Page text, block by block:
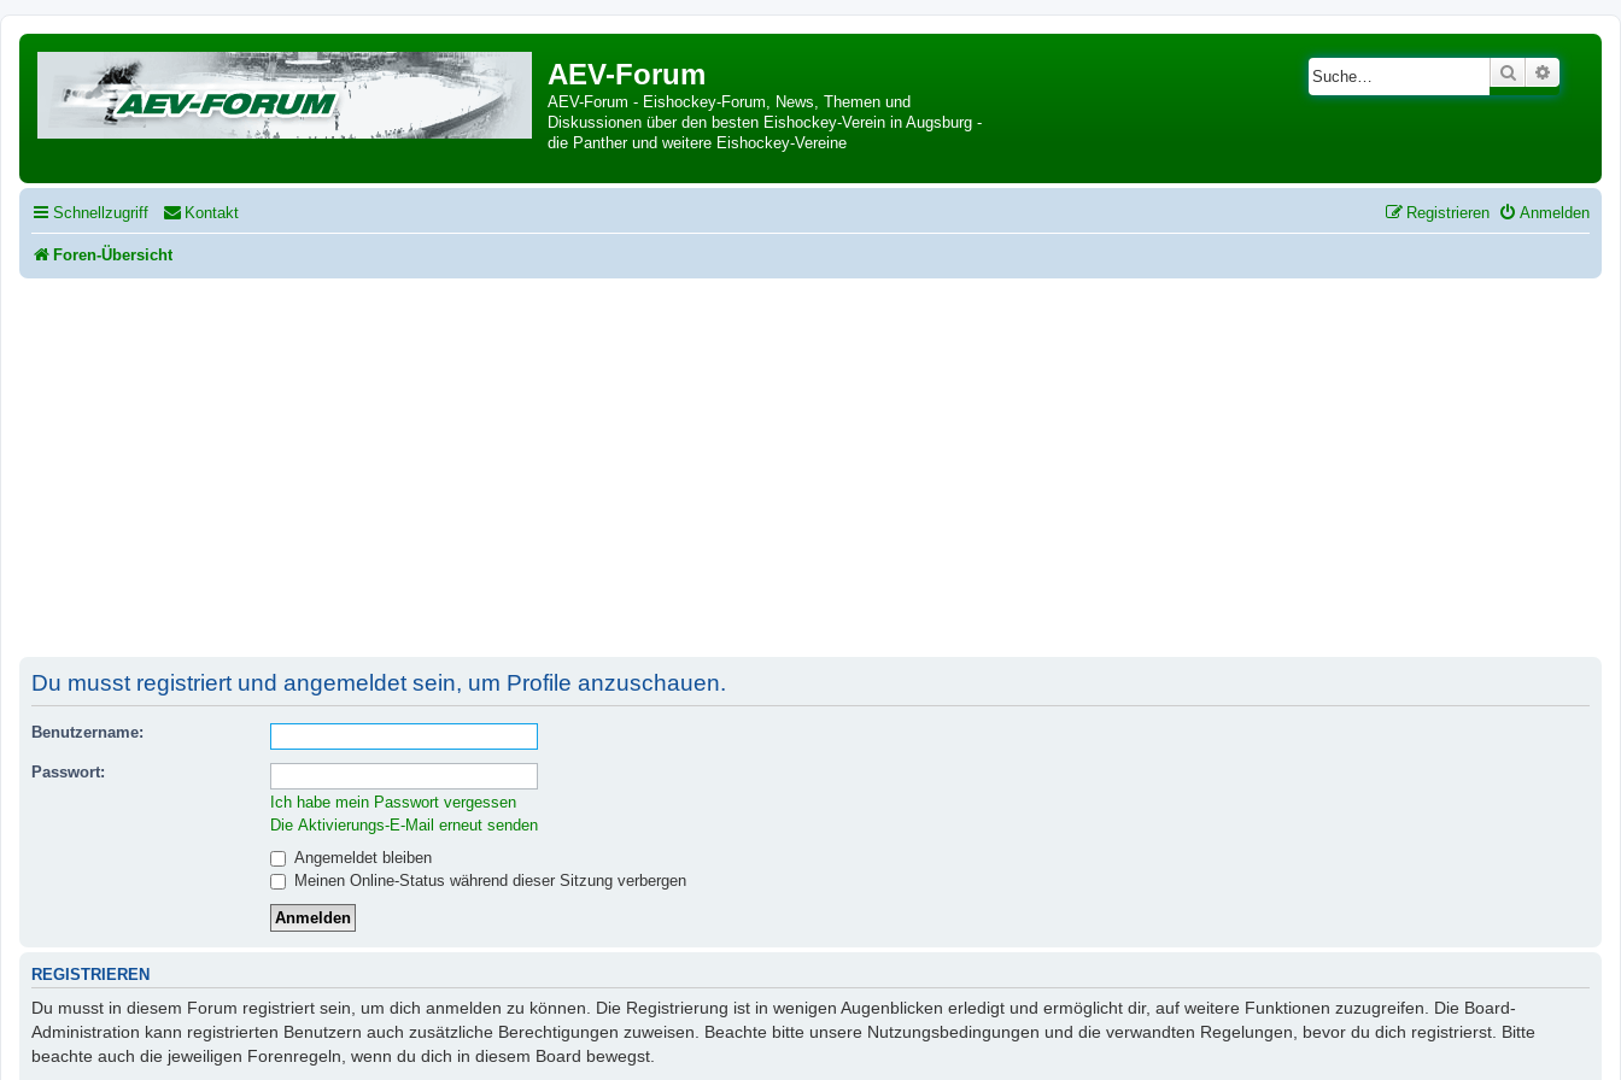
AEV-Forum
AEV-Forum - Eishockey-Forum, News, Themen und
Diskussionen über den besten Eishockey-Verein in Augsburg -
die Panther und weitere Eishockey-Vereine
Suche
Schnellzugriff Kontakt Anmelden
Registrieren
Foren-Übersicht
Du musst registriert und angemeldet sein, um Profile anzuschauen.
Benutzername:
Passwort:
Ich habe mein Passwort vergessen
Die Aktivierungs-E-Mail erneut senden
Angemeldet bleiben
Meinen Online-Status während dieser Sitzung verbergen
REGISTRIEREN
Du musst in diesem Forum registriert sein, um dich anmelden zu können. Die Registrierung ist in wenigen Augenblicken erledigt und ermöglicht dir, auf weitere Funktionen zuzugreifen. Die Board-
Administration kann registrierten Benutzern auch zusätzliche Berechtigungen zuweisen. Beachte bitte unsere Nutzungsbedingungen und die verwandten Regelungen, bevor du dich registrierst. Bitte
beachte auch die jeweiligen Forenregeln, wenn du dich in diesem Board bewegst.